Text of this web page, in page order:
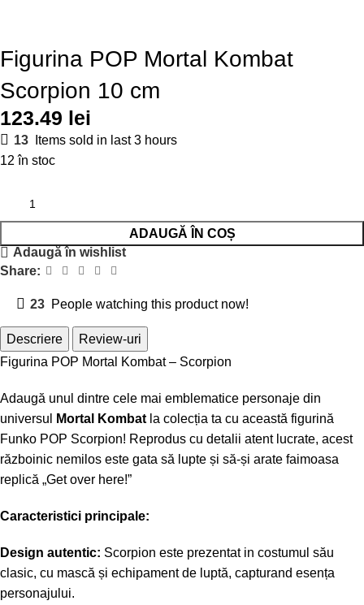
Figurina POP Mortal Kombat
Scorpion 10 cm
123.49 lei
13
Items sold in last 3 hours
12 în stoc
ADAUGĂ ÎN COȘ
Adaugă în wishlist
Share:
23 People watching this product now!
Descriere
Review-uri
Figurina POP Mortal Kombat – Scorpion
Adaugă unul dintre cele mai emblematice personaje din
universul
Mortal Kombat la colecția ta cu această figurină
Funko POP Scorpion! Reprodus cu detalii atent lucrate, acest
războinic nemilos este gata să lupte și să-și arate faimoasa
replică „Get over here!”
Caracteristici principale:
Design autentic: Scorpion este prezentat in costumul său
clasic, cu mască și echipament de luptă, capturand esența
personajului.